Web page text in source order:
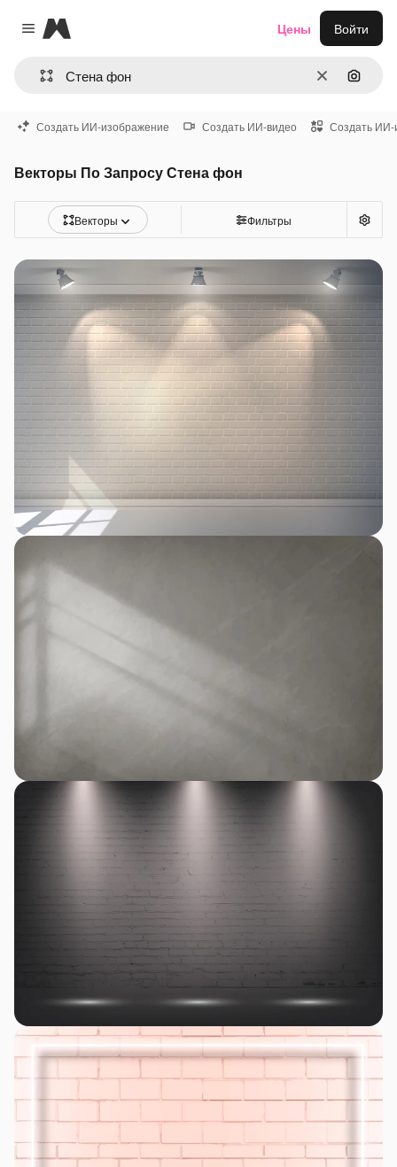
Close menu
Magnific
ОчиститьПоиск
Цены Войти
Создать ИИ-изображение Создать ИИ-видео Создать ИИ-
Векторы По Запросу Стена фон
Векторы Фильтры